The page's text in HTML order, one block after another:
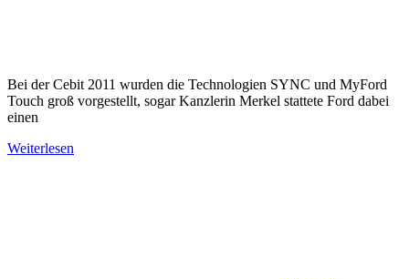
Bei der Cebit 2011 wurden die Technologien SYNC und MyFord
Touch groß vorgestellt, sogar Kanzlerin Merkel stattete Ford dabei
einen
Weiterlesen